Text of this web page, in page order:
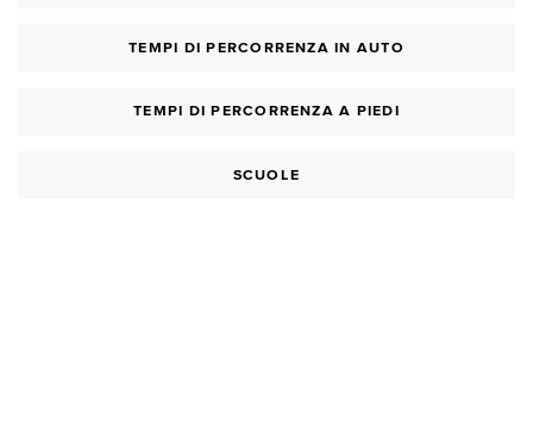
TEMPI DI PERCORRENZA IN AUTO
TEMPI DI PERCORRENZA A PIEDI
SCUOLE